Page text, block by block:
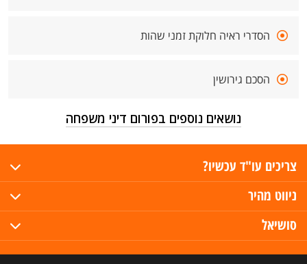
הסדרי ראיה חלוקת זמני שהות
הסכם גירושין
נושאים נוספים בפורום דיני משפחה
צריכים עו"ד עכשיו?
ניווט מהיר
סושיאל